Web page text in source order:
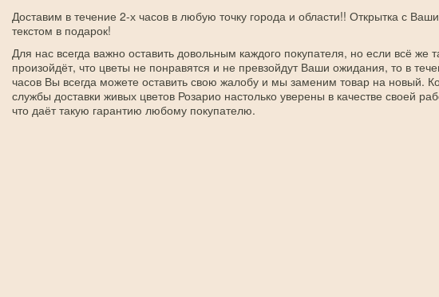
Доставим в течение 2-х часов в любую точку города и области!! Открытка с
текстом в подарок!
Для нас всегда важно оставить довольным каждого покупателя, но если всё же
произойдёт, что цветы не понравятся и не превзойдут Ваши ожидания, то в
часов Вы всегда можете оставить свою жалобу и мы заменим товар на новый.
службы доставки живых цветов Розарио настолько уверены в качестве своей
что даёт такую гарантию любому покупателю.